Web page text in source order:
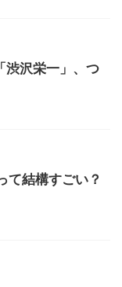
渋沢栄一」、つ
て結構すごい？